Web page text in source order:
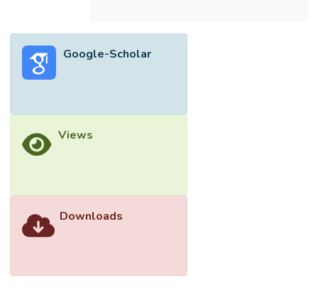
Google-Scholar
Views
Downloads